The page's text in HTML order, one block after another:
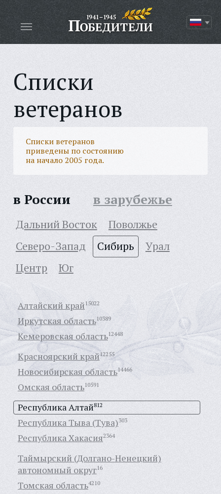
Списки
ветеранов
Списки ветеранов
приведены по состоянию
на начало 2005 года.
в России в зарубежье
Дальний Восток
Поволжье
Северо-Запад
Сибирь
Урал
Центр
Юг
Алтайский край15022
Иркутская область10389
Кемеровская область12448
Красноярский край12255
Новосибирская область14466
Омская область10591
Республика Алтай812
Республика Тыва (Тува)303
Республика Хакасия2364
Таймырский (Долгано-Ненецкий)
автономный округ16
Томская область4210